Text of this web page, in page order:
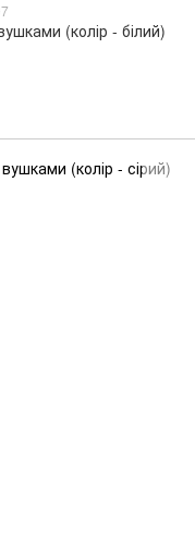
(колір - білий)